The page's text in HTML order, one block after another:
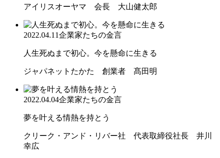
アイリスオーヤマ 会長 大山健太郎
2022.04.11企業家たちの金言
人生死ぬまで初心。今を懸命に生きる
ジャパネットたかた 創業者 髙田明
2022.04.04企業家たちの金言
夢を叶える情熱を持とう
クリーク・アンド・リバー社 代表取締役社長 井川
幸広